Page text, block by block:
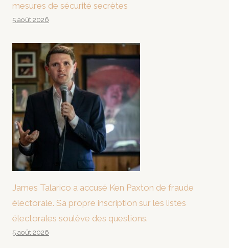
mesures de sécurité secrètes
5 août 2026
James Talarico a accusé Ken Paxton de fraude
électorale. Sa propre inscription sur les listes
électorales soulève des questions.
5 août 2026